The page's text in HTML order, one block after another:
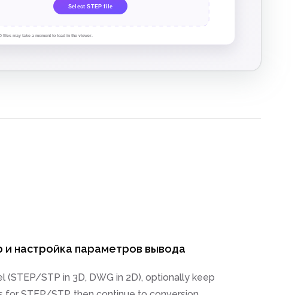
и настройка параметров вывода
(STEP/STP in 3D, DWG in 2D), optionally keep